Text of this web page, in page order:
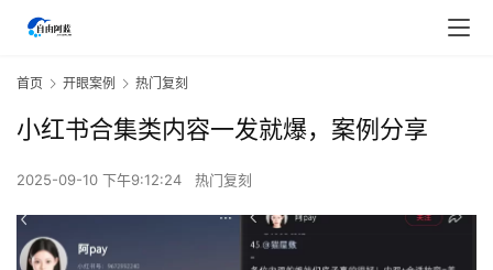
首页 开眼案例 热门复刻
小红书合集类内容一发就爆，案例分享
2025-09-10 下午9:12:24 热门复刻